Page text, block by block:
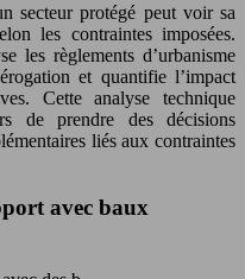
secteur protégé peut voir sa
les contraintes imposées.
les règlements d’urbanisme
et quantifie l’impact
Cette analyse technique
de prendre des décisions
liés aux contraintes
avec baux